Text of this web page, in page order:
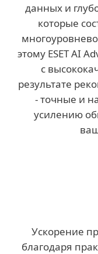
данных и
которые
этому ESET AI
с
результате
- точные и
усилению
Ускорение
благодаря